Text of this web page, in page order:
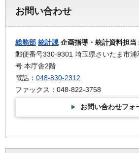
お問い合わせ
総務部 統計課 企画指導・統計資料担当
郵便番号330-9301 埼玉県さいたま市浦
号 本庁舎2階
電話： 048-830-2312
ファックス：048-822-3758
お問い合わせフォ